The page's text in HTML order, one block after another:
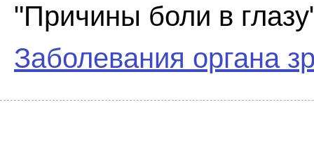
"Причины боли в
Заболевания органа